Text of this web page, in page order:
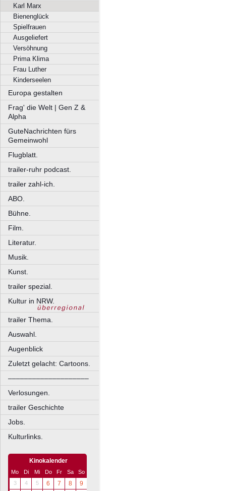
Karl Marx
Bienenglück
Spielfrauen
Ausgeliefert
Versöhnung
Prima Klima
Frau Luther
Kinderseelen
Europa gestalten
Frag' die Welt | Gen Z &
Alpha
GuteNachrichten fürs
Gemeinwohl
Flugblatt.
trailer-ruhr podcast.
trailer zahl-ich.
ABO.
Bühne.
Film.
Literatur.
Musik.
Kunst.
trailer spezial.
Kultur in NRW.
trailer Thema.
Auswahl.
Augenblick
Zuletzt gelacht: Cartoons.
––––––––––––––––––––
Verlosungen.
trailer Geschichte
Jobs.
Kulturlinks.
Kinokalender
Mo Di Mi Do Fr Sa
So
3
4 5 6 7 8
9